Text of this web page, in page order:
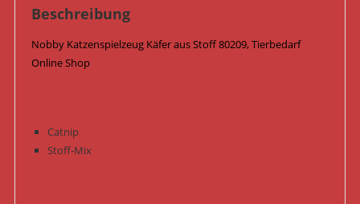
Beschreibung
Nobby Katzenspielzeug Käfer aus Stoff 80209, Tierbedarf
Online Shop
Catnip
Stoff-Mix